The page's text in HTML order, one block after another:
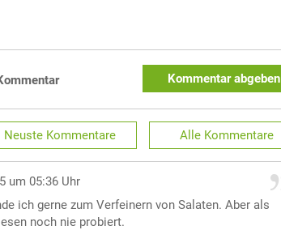
Kommentar abgeben
Neuste Kommentare Alle Kommentare
um 05:36 Uhr
ich gerne zum Verfeinern von Salaten. Aber als
noch nie probiert.